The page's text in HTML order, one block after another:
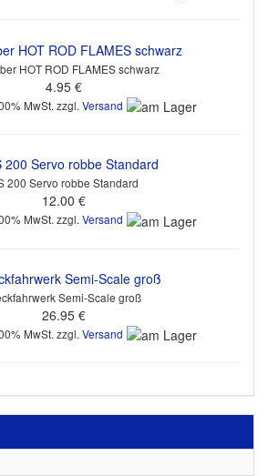
HOT ROD FLAMES schwarz
4.95 €
MwSt. zzgl. Versand
200 Servo robbe Standard
12.00 €
MwSt. zzgl. Versand
Semi-Scale groß
26.95 €
MwSt. zzgl. Versand